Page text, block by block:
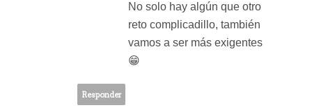
No solo hay algún que otro
reto complicadillo, también
vamos a ser más exigentes
😁
Responder